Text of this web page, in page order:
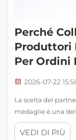
Perché
Produttori
Per Ordini
2026-07-22
La scelta del
medaglie è una
organizzazione
programmi
VEDI DI PIÙ